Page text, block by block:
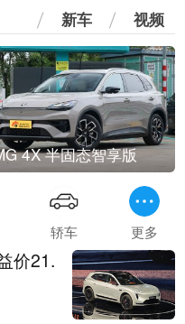
新车 视频
4X 半固态智享版
轿车 更多
价21.